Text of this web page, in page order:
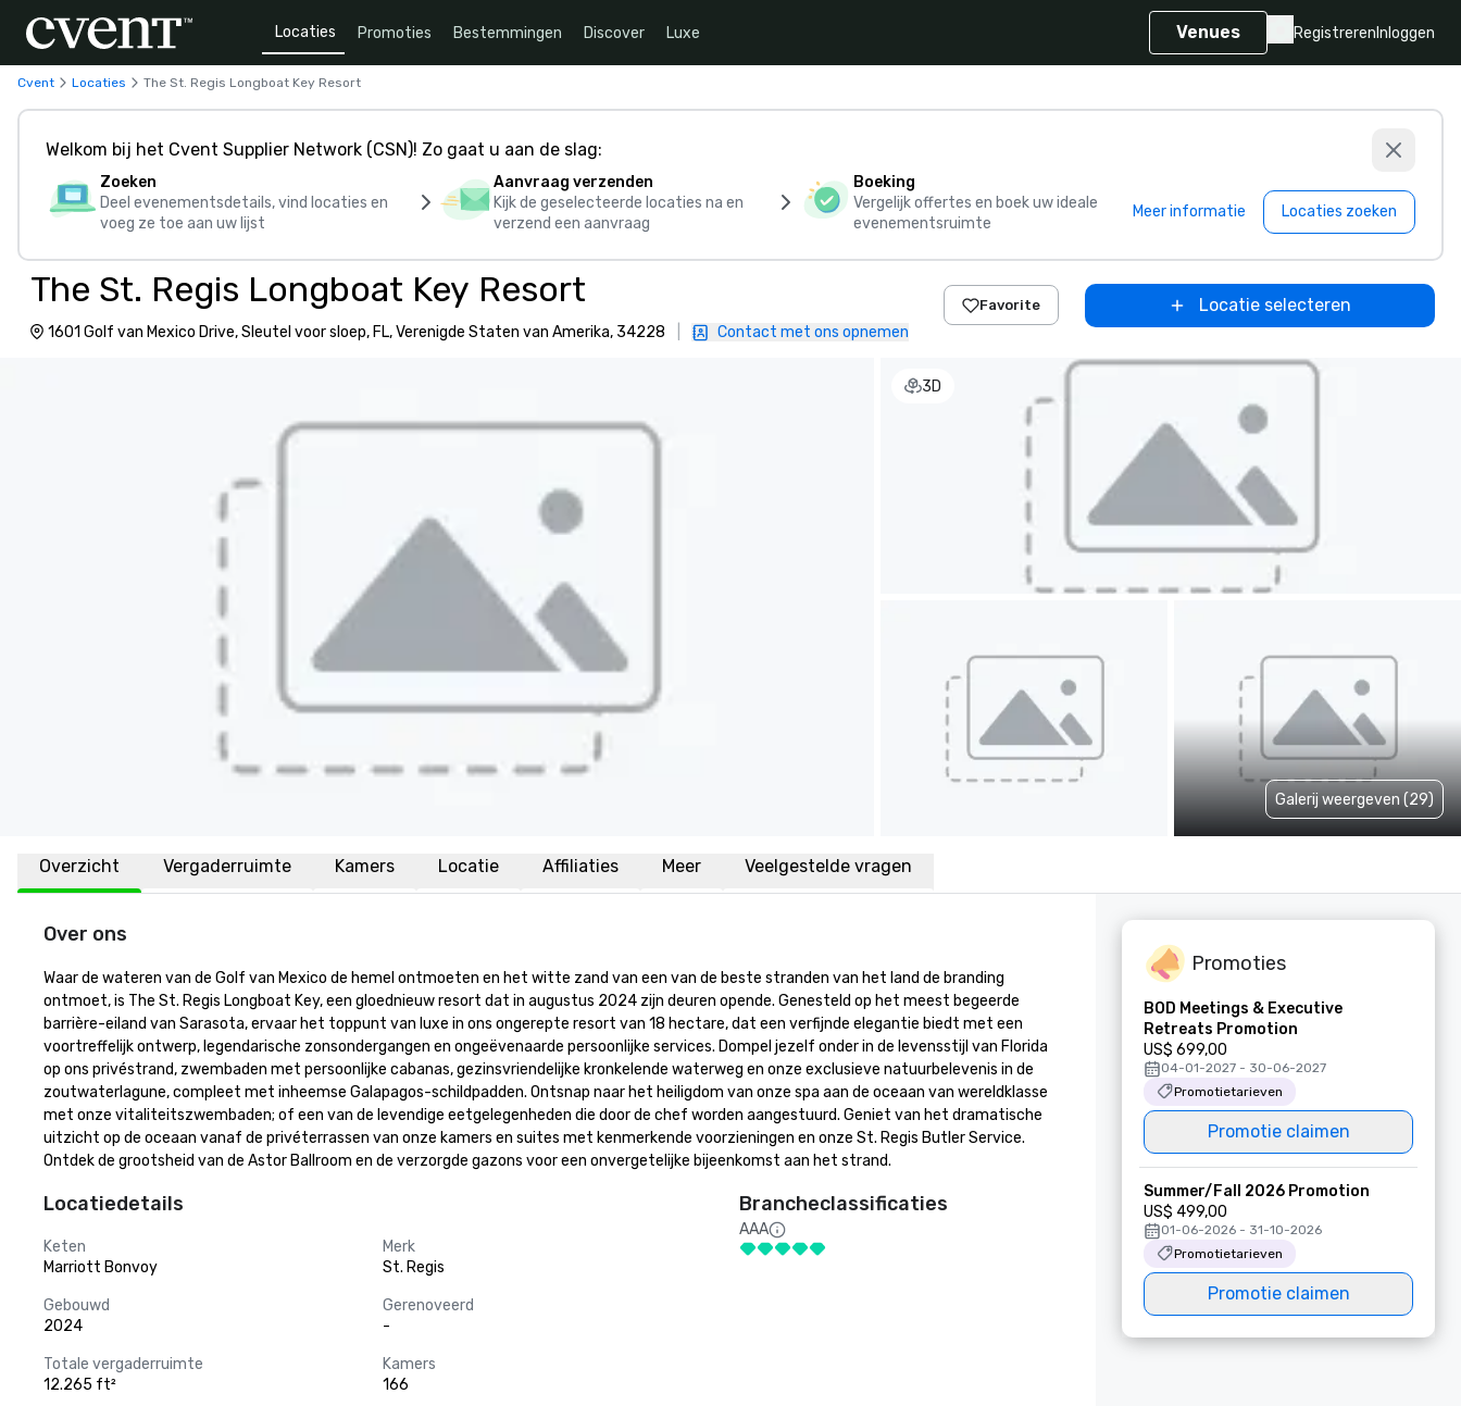
Locaties Promoties Bestemmingen Discover Luxe Venues Registreren Inloggen
Cvent Locaties The St. Regis Longboat Key Resort
Welkom bij het Cvent Supplier Network (CSN)! Zo gaat u aan de slag:
Zoeken
Deel evenementsdetails, vind locaties en
voeg ze toe aan uw lijst
Aanvraag verzenden
Kijk de geselecteerde locaties na en
verzend een aanvraag
Boeking
Vergelijk offertes en boek uw ideale
evenementsruimte
Meer informatie Locaties zoeken
The St. Regis Longboat Key Resort
1601 Golf van Mexico Drive, Sleutel voor sloep, FL, Verenigde Staten van Amerika, 34228 Contact met ons opnemen
Favorite Locatie selecteren
3D
Galerij weergeven (29)
Overzicht Vergaderruimte Kamers Locatie Affiliaties Meer Veelgestelde vragen
Over ons
Waar de wateren van de Golf van Mexico de hemel ontmoeten en het witte zand van een van de beste stranden van het land de branding
ontmoet, is The St. Regis Longboat Key, een gloednieuw resort dat in augustus 2024 zijn deuren opende. Genesteld op het meest begeerde
barrière-eiland van Sarasota, ervaar het toppunt van luxe in ons ongerepte resort van 18 hectare, dat een verfijnde elegantie biedt met een
voortreffelijk ontwerp, legendarische zonsondergangen en ongeëvenaarde persoonlijke services. Dompel jezelf onder in de levensstijl van Florida
op ons privéstrand, zwembaden met persoonlijke cabanas, gezinsvriendelijke kronkelende waterweg en onze exclusieve natuurbelevenis in de
zoutwaterlagune, compleet met inheemse Galapagos-schildpadden. Ontsnap naar het heiligdom van onze spa aan de oceaan van wereldklasse
met onze vitaliteitszwembaden; of een van de levendige eetgelegenheden die door de chef worden aangestuurd. Geniet van het dramatische
uitzicht op de oceaan vanaf de privéterrassen van onze kamers en suites met kenmerkende voorzieningen en onze St. Regis Butler Service.
Ontdek de grootsheid van de Astor Ballroom en de verzorgde gazons voor een onvergetelijke bijeenkomst aan het strand.
Locatiedetails
Keten
Marriott Bonvoy
Merk
St. Regis
Gebouwd
2024
Gerenoveerd
-
Totale vergaderruimte
12.265 ft²
Kamers
166
Brancheclassificaties
AAA
Promoties
BOD Meetings & Executive
Retreats Promotion
US$ 699,00
04-01-2027 - 30-06-2027
Promotietarieven
Promotie claimen
Summer/Fall 2026 Promotion
US$ 499,00
01-06-2026 - 31-10-2026
Promotietarieven
Promotie claimen